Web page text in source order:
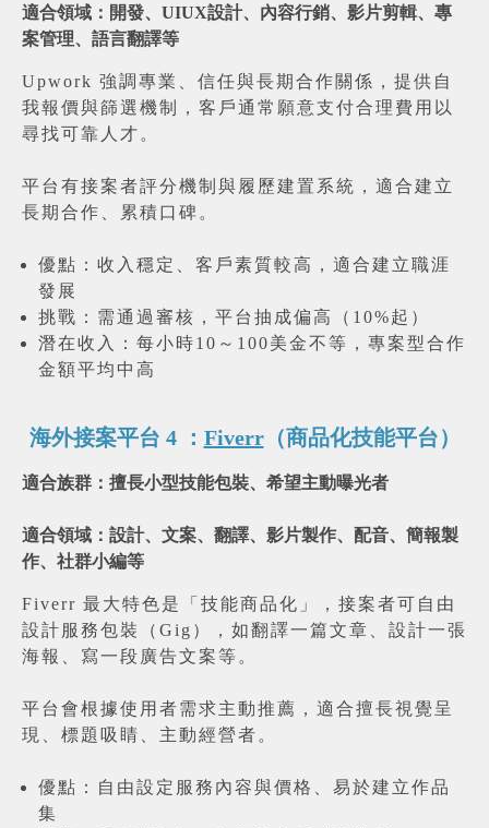
適合領域：開發、UIUX設計、內容行銷、影片剪輯、專
案管理、語言翻譯等
Upwork 強調專業、信任與長期合作關係，提供自
我報價與篩選機制，客戶通常願意支付合理費用以
尋找可靠人才。
平台有接案者評分機制與履歷建置系統，適合建立
長期合作、累積口碑。
優點：收入穩定、客戶素質較高，適合建立職涯
發展
挑戰：需通過審核，平台抽成偏高（10%起）
潛在收入：每小時10～100美金不等，專案型合作
金額平均中高
海外接案平台 4 ： Fiverr（商品化技能平台）
適合族群：擅長小型技能包裝、希望主動曝光者
適合領域：設計、文案、翻譯、影片製作、配音、簡報製
作、社群小編等
Fiverr 最大特色是「技能商品化」，接案者可自由
設計服務包裝（Gig），如翻譯一篇文章、設計一張
海報、寫一段廣告文案等。
平台會根據使用者需求主動推薦，適合擅長視覺呈
現、標題吸睛、主動經營者。
優點：自由設定服務內容與價格、易於建立作品
集